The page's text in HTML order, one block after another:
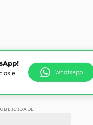
e
WhatsApp